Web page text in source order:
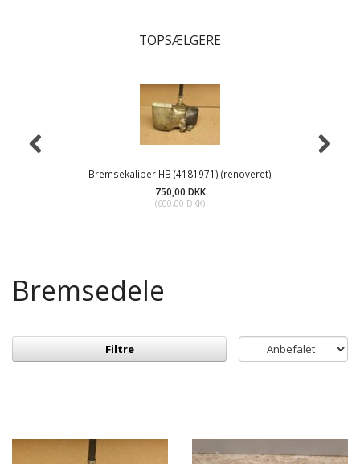
TOPSÆLGERE
Bremsekaliber HB (4181971) (renoveret)
750,00 DKK
(600,00 DKK)
Bremsedele
Filtre